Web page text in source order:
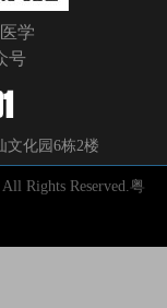
学
号
文化园6栋2楼
Rights Reserved. 粤